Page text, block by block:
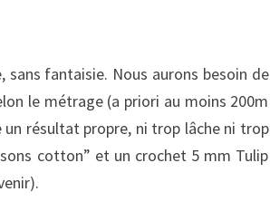
fantaisie. Nous aurons besoin de
le métrage (a priori au moins 200m
résultat propre, ni trop lâche ni trop
cotton” et un crochet 5 mm Tulip